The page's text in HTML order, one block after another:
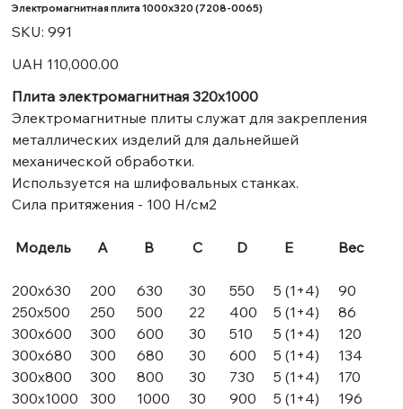
Электромагнитная плита 1000х320 (7208-0065)
SKU: SKU
991
991
Price
UAH 110,000.00
Плита электромагнитная 320х1000
Электромагнитные плиты служат для закрепления
металлических изделий для дальнейшей
механической обработки.
Используется на шлифовальных станках.
Сила притяжения - 100 Н/см2
Модель А В С D E Вес
200х630 200 630 30 550 5 (1+4)
90
250х500
250 500 22 400 5 (1+4)
86
300х600
300 600 30 510 5 (1+4)
120
300х680
300 680 30 600 5 (1+4)
134
300х800
300 800 30 730 5 (1+4)
170
300х1000
300 1000 30 900 5 (1+4)
196